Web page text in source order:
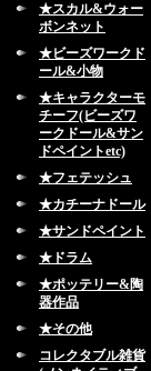
★スカル&ウォー
ボンネット
★ビーズワークド
ール&小物
★キャラクターモ
チーフ(ビーズワ
ークドール&サン
ドペイントetc)
★フェテッシュ
★カチーナドール
★サンドペイント
★ドラム
★ポッテリー&陶
器作品
★その他
コレクタブル雑貨